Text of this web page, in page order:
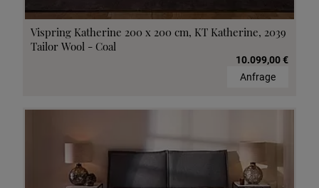
Vispring Katherine 200 x 200 cm, KT Katherine, 2039
Tailor Wool - Coal
10.099,00 €
Anfrage